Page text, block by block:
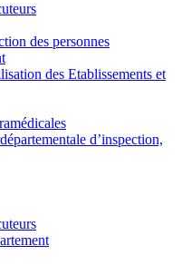
des personnes
des Etablissements et
d’inspection,